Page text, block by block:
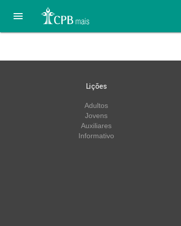

Lições
Adultos
Jovens
Auxiliares
Informativo